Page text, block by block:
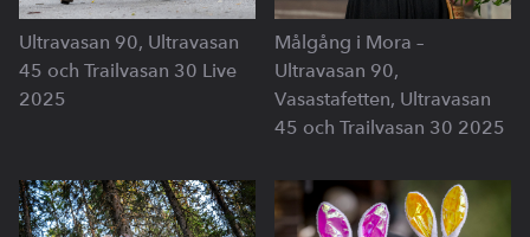
Ultravasan 90, Ultravasan
45 och Trailvasan 30 Live
2025
Målgång i Mora –
Ultravasan 90,
Vasastafetten, Ultravasan
45 och Trailvasan 30 2025